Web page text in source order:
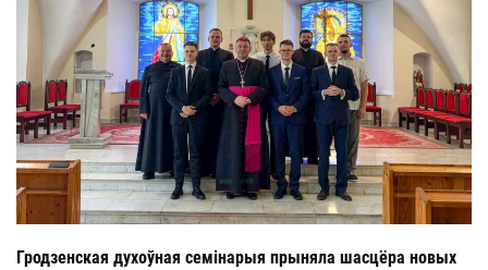
Гродзенская духоўная семінарыя прыняла шасцёра новых